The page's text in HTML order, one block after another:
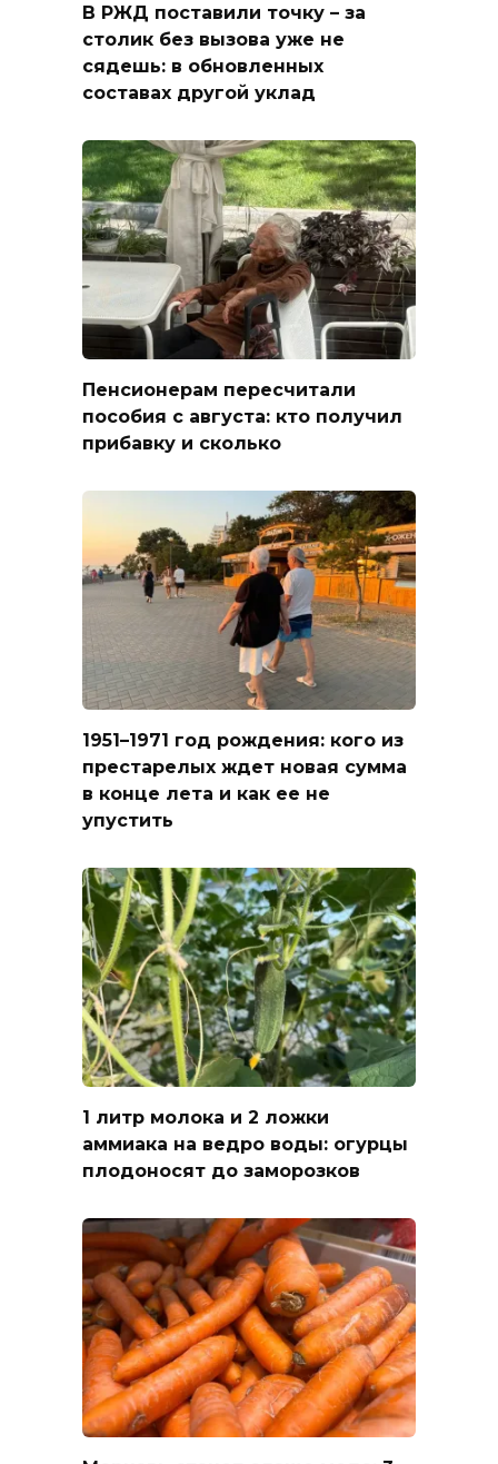
В РЖД поставили точку – за
столик без вызова уже не
сядешь: в обновленных
составах другой уклад
Пенсионерам пересчитали
пособия с августа: кто получил
прибавку и сколько
1951–1971 год рождения: кого из
престарелых ждет новая сумма
в конце лета и как ее не
упустить
1 литр молока и 2 ложки
аммиака на ведро воды: огурцы
плодоносят до заморозков